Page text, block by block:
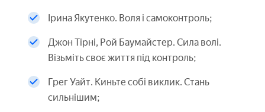
Ірина Якутенко. Воля і самоконтроль;
Джон Тірні, Рой Баумайстер. Сила волі.
Візьміть своє життя під контроль;
Грег Уайт. Киньте собі виклик. Стань
сильнішим;